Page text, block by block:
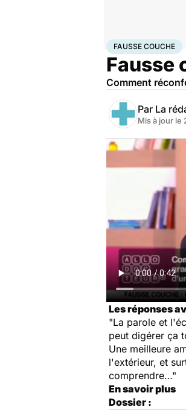
AccueilSantéFausse
FAUSSE COUCHE
Fausse
Comment
Par La
Mis à jour le
Les réponses
"La parole et
peut digérer ça
Une meilleure
l'extérieur, et
comprendre…"
En savoir plus
Dossier :